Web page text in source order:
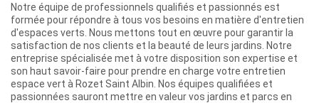
Notre équipe de professionnels qualifiés et passionnés est
formée pour répondre à tous vos besoins en matière d'entretien
d'espaces verts. Nous mettons tout en œuvre pour garantir la
satisfaction de nos clients et la beauté de leurs jardins. Notre
entreprise spécialisée met à votre disposition son expertise et
son haut savoir-faire pour prendre en charge votre entretien
espace vert à Rozet Saint Albin. Nos équipes qualifiées et
passionnées sauront mettre en valeur vos jardins et parcs en